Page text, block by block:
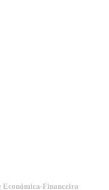
Económica-Financeira